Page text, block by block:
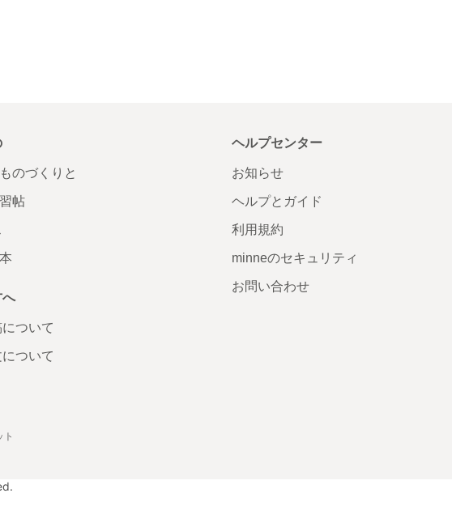
のづくりと
帖
へ
ついて
ついて
ヘルプセンター
お知らせ
ヘルプとガイド
利用規約
minneのセキュリティ
お問い合わせ
ト